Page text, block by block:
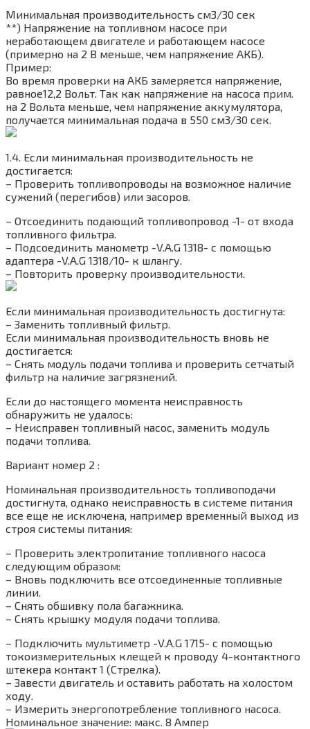
Минимальная производительность см3/30 сек
**) Напряжение на топливном насосе при
неработающем двигателе и работающем насосе
(примерно на 2 В меньше, чем напряжение АКБ).
Пример:
Во время проверки на АКБ замеряется напряжение,
равное12,2 Вольт. Так как напряжение на насоса прим.
на 2 Вольта меньше, чем напряжение аккумулятора,
получается минимальная подача в 550 см3/30 сек.
1.4. Если минимальная производительность не
достигается:
– Проверить топливопроводы на возможное наличие
сужений (перегибов) или засоров.
– Отсоединить подающий топливопровод -1- от входа
топливного фильтра.
– Подсоединить манометр -V.A.G 1318- с помощью
адаптера -V.A.G 1318/10- к шлангу.
– Повторить проверку производительности.
Если минимальная производительность достигнута:
– Заменить топливный фильтр.
Если минимальная производительность вновь не
достигается:
– Снять модуль подачи топлива и проверить сетчатый
фильтр на наличие загрязнений.
Если до настоящего момента неисправность
обнаружить не удалось:
– Неисправен топливный насос, заменить модуль
подачи топлива.
Вариант номер 2 :
Номинальная производительность топливоподачи
достигнута, однако неисправность в системе питания
все еще не исключена, например временный выход из
строя системы питания:
– Проверить электропитание топливного насоса
следующим образом:
– Вновь подключить все отсоединенные топливные
линии.
– Снять обшивку пола багажника.
– Снять крышку модуля подачи топлива.
– Подключить мультиметр -V.A.G 1715- с помощью
токоизмерительных клещей к проводу 4-контактного
штекера контакт 1 (Стрелка).
– Завести двигатель и оставить работать на холостом
ходу.
– Измерить энергопотребление топливного насоса.
Номинальное значение: макс. 8 Ампер